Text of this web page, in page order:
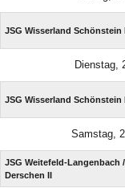
JSG Wisserland Schönstein
Dienstag,
JSG Wisserland Schönstein
Samstag,
JSG Weitefeld-Langenbach /​
Derschen II